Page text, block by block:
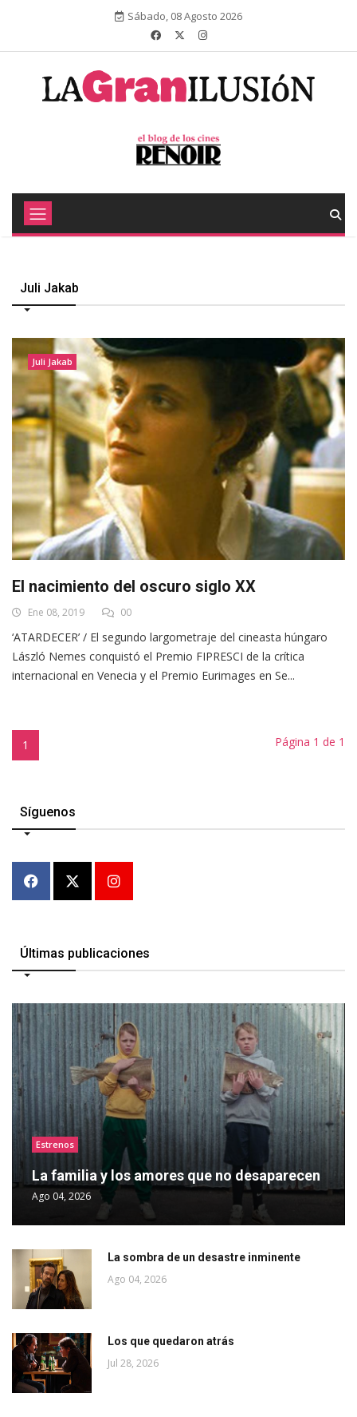
Sábado, 08 Agosto 2026
Juli Jakab
Juli Jakab
El nacimiento del oscuro siglo XX
Ene 08, 2019 00
‘ATARDECER’ / El segundo largometraje del cineasta húngaro
László Nemes conquistó el Premio FIPRESCI de la crítica
internacional en Venecia y el Premio Eurimages en Se...
1 Página 1 de 1
Síguenos
Últimas publicaciones
Estrenos
La familia y los amores que no desaparecen
Ago 04, 2026
La sombra de un desastre inminente
Ago 04, 2026
Los que quedaron atrás
Jul 28, 2026